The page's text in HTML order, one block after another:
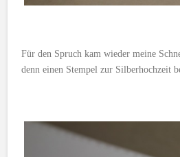
Für den Spruch kam wieder meine
denn einen Stempel zur Silberhochzeit